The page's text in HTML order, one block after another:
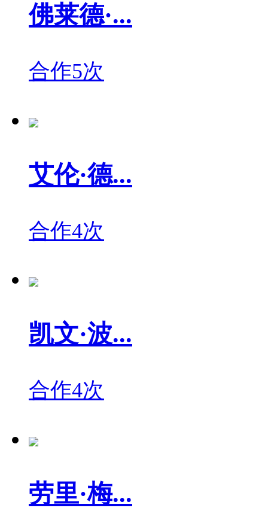
佛莱德·...
合作5次
艾伦·德...
合作4次
凯文·波...
合作4次
劳里·梅...